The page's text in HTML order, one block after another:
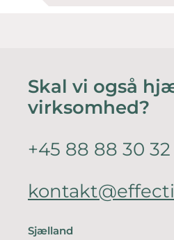
Skal vi også
virksomhed?
+45 88 88 30 32
Sjælland